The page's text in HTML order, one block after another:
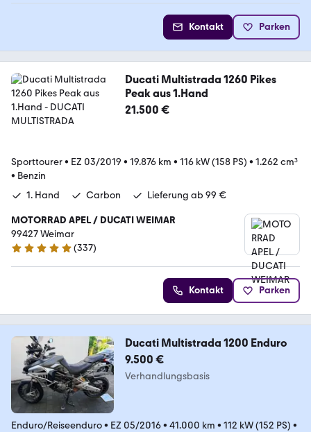
Kontakt Parken
Ducati Multistrada 1260 Pikes
Peak aus 1.Hand
21.500 €
Sporttourer• EZ 03/2019 • 19.876 km • 116 kW (158 PS) • 1.262 cm³
• Benzin
1. Hand
Carbon Lieferung ab 99 €
MOTORRAD APEL / DUCATI WEIMAR
99427 Weimar
4.9 Sterne
(337)
Kontakt Parken
Ducati Multistrada 1200 Enduro
9.500 €
Verhandlungsbasis
Enduro/Reiseenduro• EZ 05/2016• 41.000 km • 112 kW (152 PS) •